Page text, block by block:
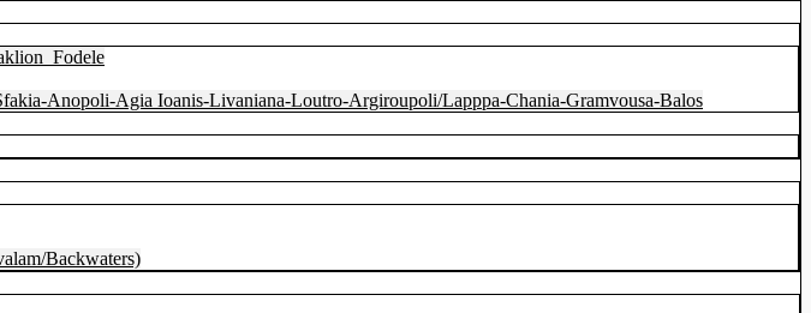
Anopoli-Agia Ioanis-Livaniana-Loutro-Argiroupoli/Lapppa-Chania-Gramvousa-Balos
Backwaters)